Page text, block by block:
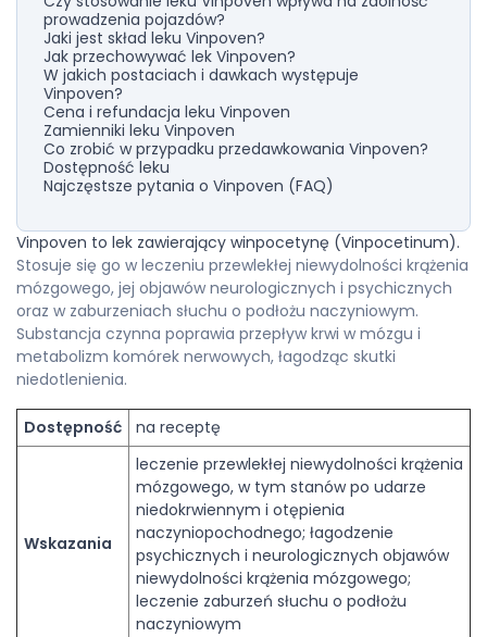
Vinpoven to lek zawierający winpocetynę (Vinpocetinum).
Stosuje się go w leczeniu przewlekłej niewydolności krążenia
mózgowego, jej objawów neurologicznych i psychicznych
oraz w zaburzeniach słuchu o podłożu naczyniowym.
Substancja czynna poprawia przepływ krwi w mózgu i
metabolizm komórek nerwowych, łagodząc skutki
niedotlenienia.
Dostępność na receptę
Wskazania
leczenie przewlekłej niewydolności krążenia
mózgowego, w tym stanów po udarze
niedokrwiennym i otępienia
naczyniopochodnego; łagodzenie
psychicznych i neurologicznych objawów
niewydolności krążenia mózgowego;
leczenie zaburzeń słuchu o podłożu
naczyniowym
prowadzenia pojazdów?
Jaki jest skład leku Vinpoven?
Jak przechowywać lek Vinpoven?
W jakich postaciach i dawkach występuje
Vinpoven?
Cena i refundacja leku Vinpoven
Zamienniki leku Vinpoven
Co zrobić w przypadku przedawkowania Vinpoven?
Dostępność leku
Najczęstsze pytania o Vinpoven (FAQ)